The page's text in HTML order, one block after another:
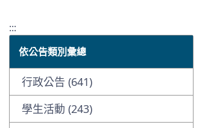
:::
依公告類別彙總
行政公告 (641)
學生活動 (243)